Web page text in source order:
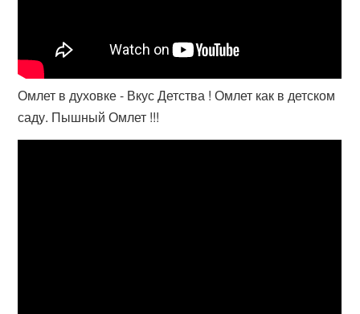
Омлет в духовке - Вкус Детства ! Омлет как в детском
саду. Пышный Омлет !!!